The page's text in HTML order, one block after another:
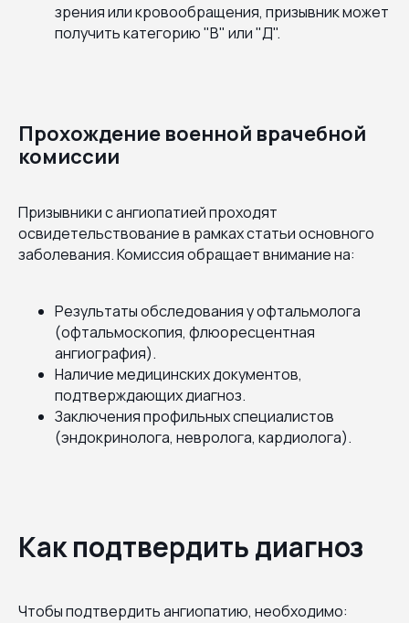
зрения или кровообращения, призывник может
получить категорию "В" или "Д".
Прохождение военной врачебной
комиссии
Призывники с ангиопатией проходят
освидетельствование в рамках статьи основного
заболевания. Комиссия обращает внимание на:
Результаты обследования у офтальмолога
(офтальмоскопия, флюоресцентная
ангиография).
Наличие медицинских документов,
подтверждающих диагноз.
Заключения профильных специалистов
(эндокринолога, невролога, кардиолога).
Как подтвердить диагноз
Чтобы подтвердить ангиопатию, необходимо: